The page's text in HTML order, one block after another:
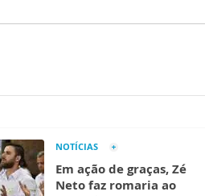
NOTÍCIAS
Em ação de graças, Zé
Neto faz romaria ao